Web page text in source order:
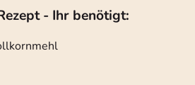
- Ihr benötigt: